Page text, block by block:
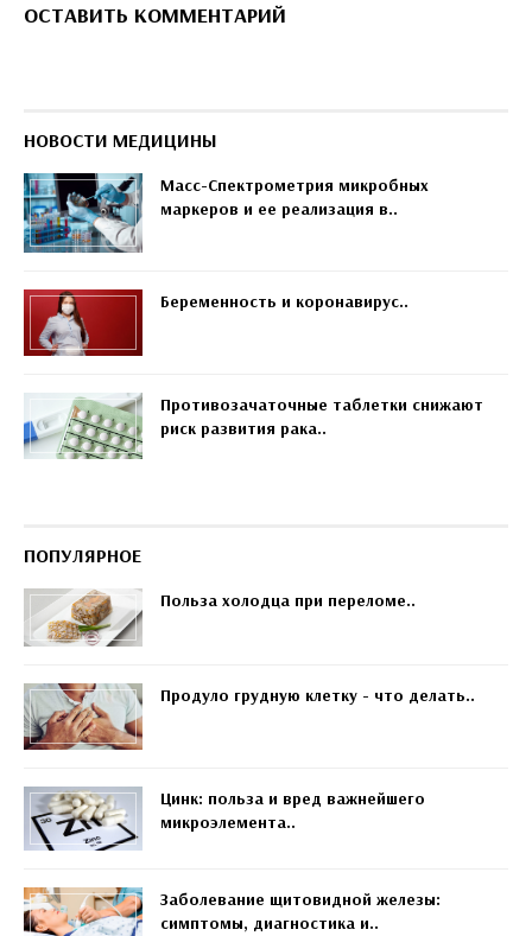
ОСТАВИТЬ КОММЕНТАРИЙ
НОВОСТИ МЕДИЦИНЫ
Масс-Спектрометрия микробных
маркеров и ее реализация в..
Беременность и коронавирус..
Противозачаточные таблетки снижают
риск развития рака..
ПОПУЛЯРНОЕ
Польза холодца при переломе..
Продуло грудную клетку - что делать..
Цинк: польза и вред важнейшего
микроэлемента..
Заболевание щитовидной железы:
симптомы, диагностика и..